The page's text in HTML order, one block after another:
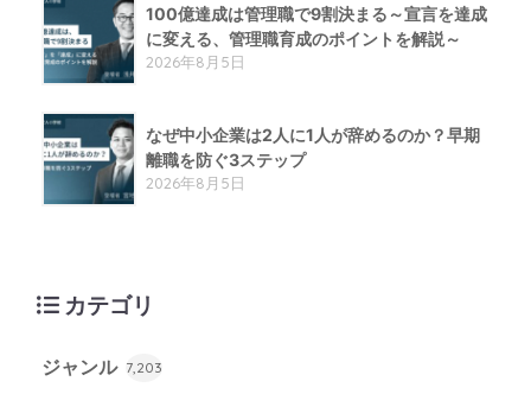
100億達成は管理職で9割決まる～宣言を達成
に変える、管理職育成のポイントを解説～
2026年8月5日
なぜ中小企業は2人に1人が辞めるのか？早期
離職を防ぐ3ステップ
2026年8月5日
カテゴリ
ジャンル 7,203